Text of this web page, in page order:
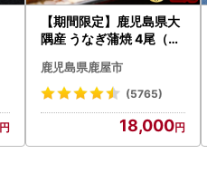
【期間限定】鹿児島県大
隅産 うなぎ蒲焼 4尾（60
cp18 うなぎ 鰻 魚 惣菜 総
菜
鹿児島県鹿屋市
(5765)
18,000